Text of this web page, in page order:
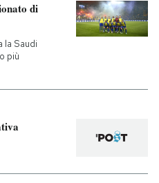
di
la Saudi
più